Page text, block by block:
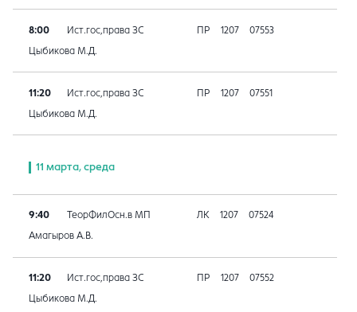
8:00 Ист.гос,права ЗС ПР 1207 07553
Цыбикова М.Д.
11:20 Ист.гос,права ЗС ПР 1207 07551
Цыбикова М.Д.
11 марта, среда
9:40 ТеорФилОсн.в МП ЛК 1207 07524
Амагыров А.В.
11:20 Ист.гос,права ЗС ПР 1207 07552
Цыбикова М.Д.